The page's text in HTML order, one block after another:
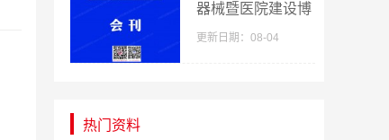
器械暨医院建设博
中医药大健康博览
更新日期：08-04
热门资料